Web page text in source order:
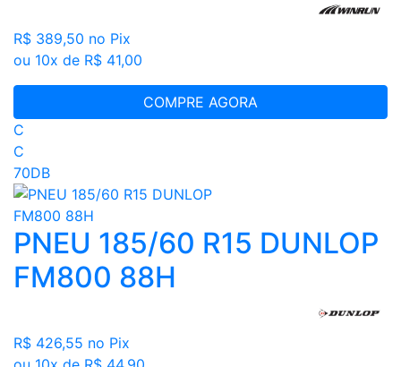
R$ 389,50 no Pix
ou 10x de R$ 41,00
COMPRE AGORA
C
C
70DB
PNEU 185/60 R15 DUNLOP
FM800 88H
R$ 426,55 no Pix